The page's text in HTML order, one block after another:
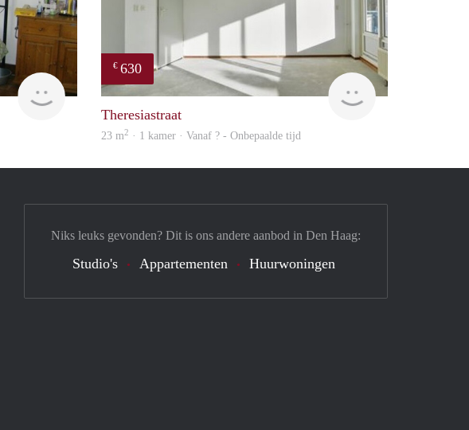
€ 630
Woning
Theresiastraat
23 m2 · 1 kamer · Vanaf ? - Onbepaalde tijd
Niks leuks gevonden? Dit is ons andere aanbod in Den Haag:
Studio's Appartementen Huurwoningen